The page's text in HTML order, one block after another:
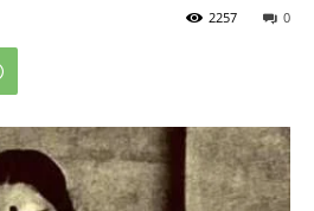
0
2257